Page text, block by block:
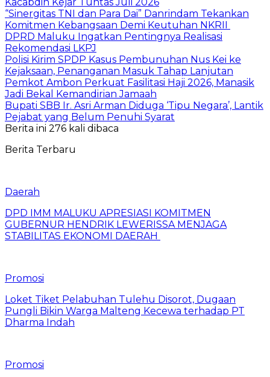
“Sinergitas TNI dan Para Dai” Danrindam Tekankan
Komitmen Kebangsaan Demi Keutuhan NKRII ‎
DPRD Maluku Ingatkan Pentingnya Realisasi
Rekomendasi LKPJ
Polisi Kirim SPDP Kasus Pembunuhan Nus Kei ke
Kejaksaan, Penanganan Masuk Tahap Lanjutan
Pemkot Ambon Perkuat Fasilitasi Haji 2026, Manasik
Jadi Bekal Kemandirian Jamaah
Bupati SBB Ir. Asri Arman Diduga ‘Tipu Negara’, Lantik
Pejabat yang Belum Penuhi Syarat
Berita ini 276 kali dibaca
Berita Terbaru
Daerah
DPD IMM MALUKU APRESIASI KOMITMEN
GUBERNUR HENDRIK LEWERISSA MENJAGA
STABILITAS EKONOMI DAERAH
Promosi
Loket Tiket Pelabuhan Tulehu Disorot, Dugaan
Pungli Bikin Warga Malteng Kecewa terhadap PT
Dharma Indah
Promosi